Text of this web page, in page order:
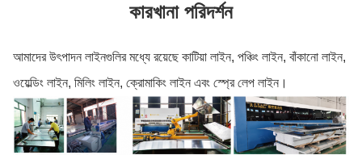
কারখানা পরিদর্শন
আমাদের উৎপাদন লাইনগুলির মধ্যে রয়েছে কাটিয়া লাইন, পঞ্চিং লাইন, বাঁকানো লাইন,
ওয়েল্ডিং লাইন, মিলিং লাইন, ক্রোমাকিং লাইন এবং স্প্রে লেপ লাইন।